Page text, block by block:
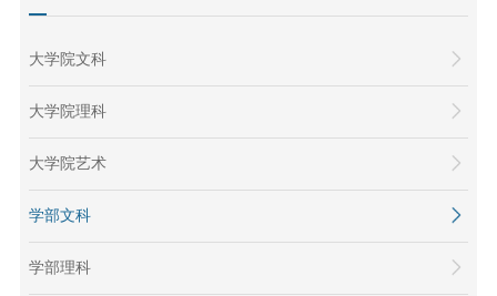
大学院文科
大学院理科
大学院艺术
学部文科
学部理科